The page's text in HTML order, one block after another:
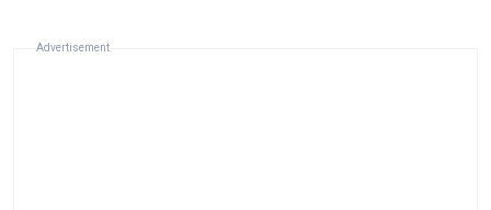
Advertisement